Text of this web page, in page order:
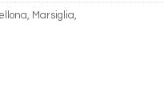
Marsiglia,